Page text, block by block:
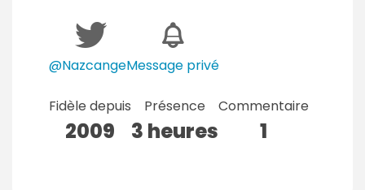
@NazcangeMessage privé
Fidèle depuis
2009
Présence
3 heures
Commentaire
1